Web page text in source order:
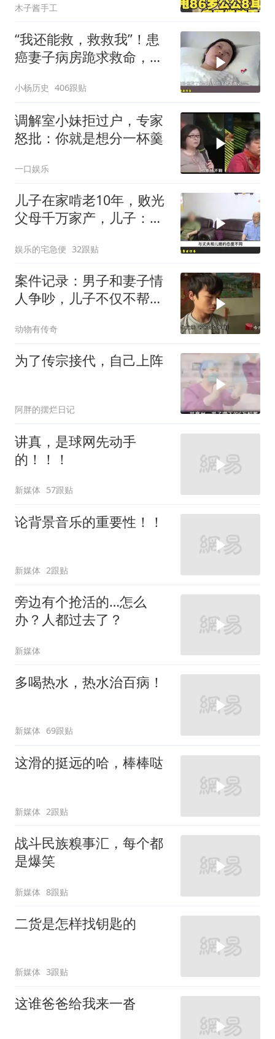
木子酱手工
“我还能救，救救我”！患
癌妻子病房跪求救命，丈
小杨历史 406跟贴
调解室小妹拒过户，专家
怒批：你就是想分一杯羹
一口娱乐
儿子在家啃老10年，败光
父母千万家产，儿子：我
娱乐的宅急便 32跟贴
案件记录：男子和妻子情
人争吵，儿子不仅不帮
动物有传奇
为了传宗接代，自己上阵
阿胖的摆烂日记
讲真，是球网先动手
的！！！
新媒体 57跟贴
论背景音乐的重要性！！
新媒体 2跟贴
旁边有个抢活的…怎么
办？人都过去了？
新媒体
多喝热水，热水治百病！
新媒体 69跟贴
这滑的挺远的哈，棒棒哒
新媒体 2跟贴
战斗民族糗事汇，每个都
是爆笑
新媒体 8跟贴
二货是怎样找钥匙的
新媒体 3跟贴
这谁爸爸给我来一沓